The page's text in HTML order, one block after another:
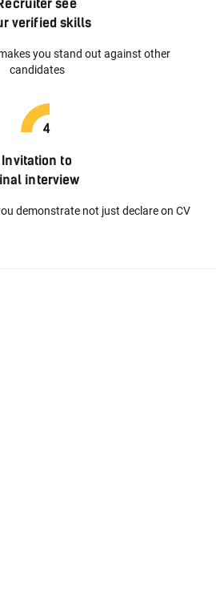
see
verified skills
you stand out against other
candidates
Invitation to
interview
demonstrate not just declare on CV